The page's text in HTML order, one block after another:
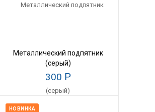
Металлический подпятник
(серый)
300 Р
НОВИНКА